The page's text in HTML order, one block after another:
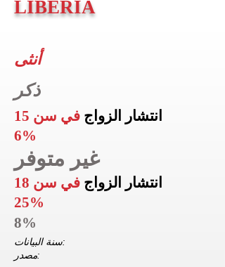
LIBERIA
أنثى
ذكر
انتشار الزواج في سن 15
6%
غير متوفر
انتشار الزواج في سن 18
25%
8%
سنة البيانات:
مصدر: